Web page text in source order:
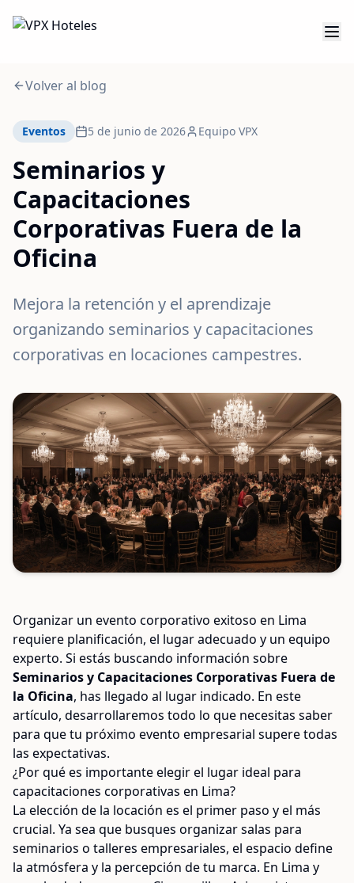
Volver al blog
Eventos 5 de junio de 2026 Equipo VPX
Seminarios y
Capacitaciones
Corporativas Fuera de la
Oficina
Mejora la retención y el aprendizaje
organizando seminarios y capacitaciones
corporativas en locaciones campestres.
Organizar un evento corporativo exitoso en Lima
requiere planificación, el lugar adecuado y un equipo
experto. Si estás buscando información sobre
Seminarios y Capacitaciones Corporativas Fuera de
la Oficina, has llegado al lugar indicado. En este
artículo, desarrollaremos todo lo que necesitas saber
para que tu próximo evento empresarial supere todas
las expectativas.
¿Por qué es importante elegir el lugar ideal para
capacitaciones corporativas en Lima?
La elección de la locación es el primer paso y el más
crucial. Ya sea que busques organizar salas para
seminarios o talleres empresariales, el espacio define
la atmósfera y la percepción de tu marca. En Lima y